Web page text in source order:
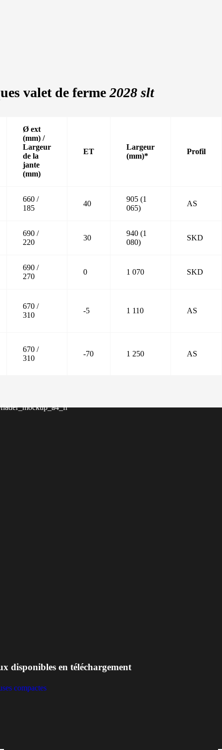
valet de ferme 2028 slt
Ø ext
(mm) /
Largeur
de la
jante
(mm)
ET
Largeur
(mm)*
Profil
660 /
185
40
905 (1
065)
AS
690 /
220
30
940 (1
080)
SKD
690 /
270
0 1 070 SKD
670 /
310
-5 1 110 AS
670 /
310
-70 1 250 AS
disponibles en téléchargement
compactes